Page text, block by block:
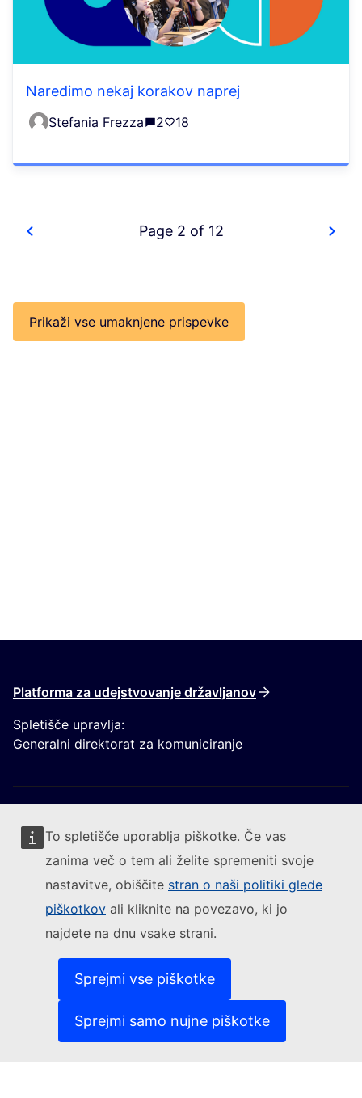
To spletišče uporablja piškotke. Če vas
zanima več o tem ali želite spremeniti svoje
nastavitve, obiščite stran o naši politiki glede
piškotkov ali kliknite na povezavo, ki jo
najdete na dnu vsake strani.
Sprejmi vse piškotke
Sprejmi samo nujne piškotke
Naredimo nekaj korakov naprej
Stefania Frezza 2 18
Page 2 of 12
Prikaži vse umaknjene prispevke
Platforma za udejstvovanje državljanov
Spletišče upravlja:
Generalni direktorat za komuniciranje
Sledite Evropski komisiji
Kontakt(Zunanja povezava)
Prijavite ranljivost informacijskega sistema
Jeziki na naših spletiščih(Zunanja povezava)
(Zunanja povezava)
Politika varstva zasebnost
Pravno obvestilo
(Zunanja povezava)
Dostopnost